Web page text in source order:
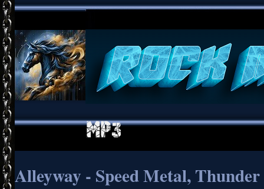
Alleyway - Speed Metal,